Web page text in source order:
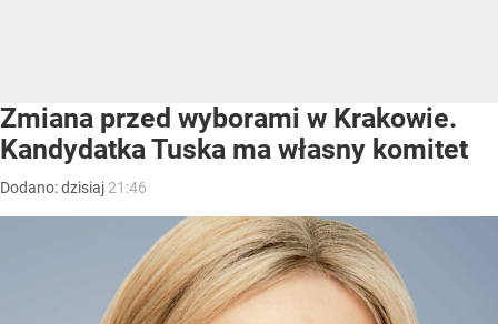
Zmiana przed wyborami w Krakowie.
Kandydatka Tuska ma własny komitet
Dodano:dzisiaj 21:46